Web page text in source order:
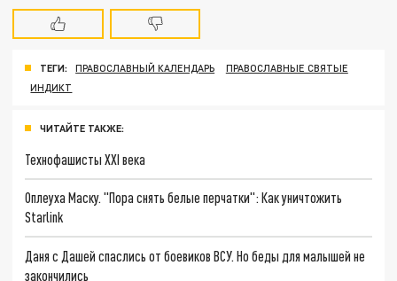
ТЕГИ: ПРАВОСЛАВНЫЙ КАЛЕНДАРЬ
ПРАВОСЛАВНЫЕ СВЯТЫЕ
ИНДИКТ
ЧИТАЙТЕ ТАКЖЕ:
Технофашисты XXI века
Оплеуха Маску. "Пора снять белые перчатки": Как уничтожить
Starlink
Даня с Дашей спаслись от боевиков ВСУ. Но беды для малышей не
закончились